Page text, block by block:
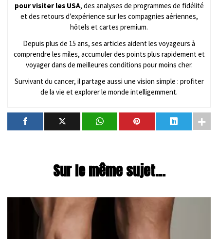
pour visiter les USA, des analyses de programmes de fidélité
et des retours d’expérience sur les compagnies aériennes,
hôtels et cartes premium.
Depuis plus de 15 ans, ses articles aident les voyageurs à
comprendre les miles, accumuler des points plus rapidement et
voyager dans de meilleures conditions pour moins cher.
Survivant du cancer, il partage aussi une vision simple : profiter
de la vie et explorer le monde intelligemment.
Sur le même sujet...